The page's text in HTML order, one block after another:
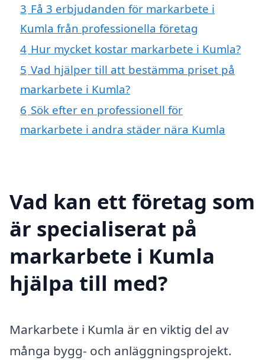
3 Få 3 erbjudanden för markarbete i
Kumla från professionella företag
4 Hur mycket kostar markarbete i Kumla?
5 Vad hjälper till att bestämma priset på
markarbete i Kumla?
6 Sök efter en professionell för
markarbete i andra städer nära Kumla
Vad kan ett företag som
är specialiserat på
markarbete i Kumla
hjälpa till med?
Markarbete i Kumla är en viktig del av
många bygg- och anläggningsprojekt.